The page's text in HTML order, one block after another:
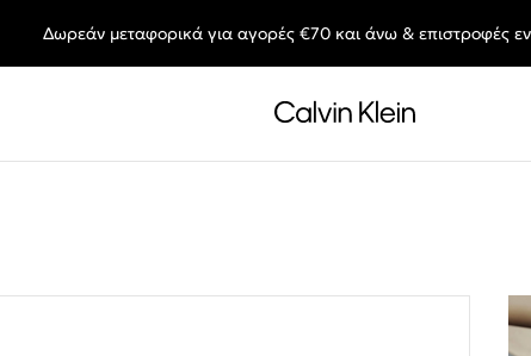
End of Season Sale: Αγαπημένα styles, στις τιμές
Δωρεάν μεταφορικά για αγορές €70 και άνω & επιστροφές